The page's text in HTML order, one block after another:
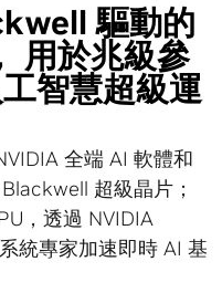
驅動的
用於兆級參
智慧超級運
全端 AI 軟體和
超級晶片；
，透過 NVIDIA
統專家加速即時 AI 基